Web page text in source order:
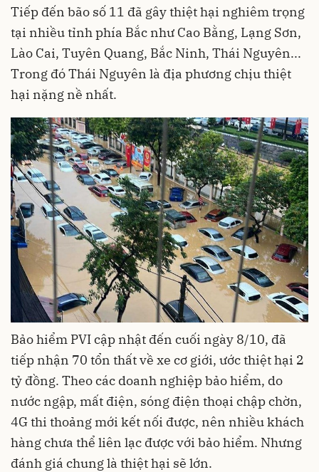
Tiếp đến bão số 11 đã gây thiệt hại nghiêm trọng
tại nhiều tỉnh phía Bắc như Cao Bằng, Lạng Sơn,
Lào Cai, Tuyên Quang, Bắc Ninh, Thái Nguyên...
Trong đó Thái Nguyên là địa phương chịu thiệt
hại nặng nề nhất.
Bảo hiểm PVI cập nhật đến cuối ngày 8/10, đã
tiếp nhận 70 tổn thất về xe cơ giới, ước thiệt hại 2
tỷ đồng. Theo các doanh nghiệp bảo hiểm, do
nước ngập, mất điện, sóng điện thoại chập chờn,
4G thi thoảng mới kết nối được, nên nhiều khách
hàng chưa thể liên lạc được với bảo hiểm. Nhưng
đánh giá chung là thiệt hại sẽ lớn.